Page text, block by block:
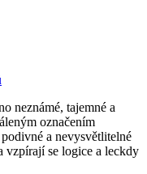
neznámé, tajemné a
označením
a nevysvětlitelné
vzpírají se logice a leckdy